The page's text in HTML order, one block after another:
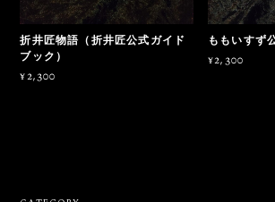
折井匠物語（折井匠公式ガイド
ブック）
¥2,300
ももいすず
¥2,300